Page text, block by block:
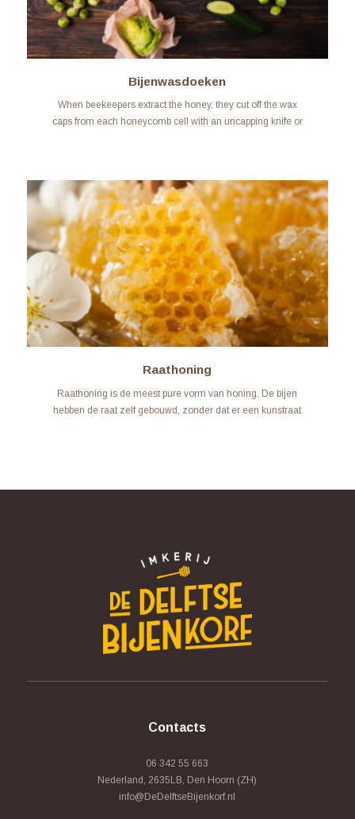
Bijenwasdoeken
When beekeepers extract the honey, they cut off the wax
caps from each honeycomb cell with an uncapping knife or
Raathoning
Raathoning is de meest pure vorm van honing. De bijen
hebben de raat zelf gebouwd, zonder dat er een kunstraat
Contacts
06 342 55 663
Nederland, 2635LB, Den Hoorn (ZH)
info@DeDelftseBijenkorf.nl